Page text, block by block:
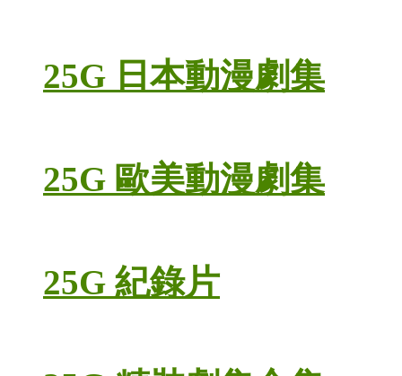
25G 日本動漫劇集
25G 歐美動漫劇集
25G 紀錄片